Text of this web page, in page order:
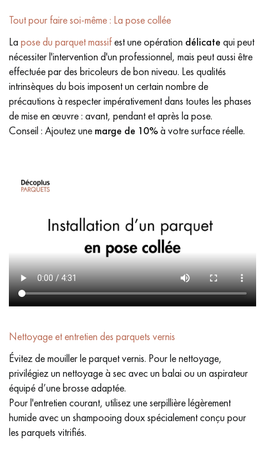
Tout pour faire soi-même : La pose collée
La pose du parquet massifest une opération délicate qui peut
nécessiter l'intervention d'un professionnel, mais peut aussi être
effectuée par des bricoleurs de bon niveau. Les qualités
intrinsèques du bois imposent un certain nombre de
précautions à respecter impérativement dans toutes les phases
de mise en œuvre : avant, pendant et après la pose.
Conseil : Ajoutez une marge de 10%à votre surface réelle.
Nettoyage et entretien des parquets vernis
Évitez de mouiller le parquet vernis. Pour le nettoyage,
privilégiez un nettoyage à sec avec un balai ou un aspirateur
équipé d’une brosse adaptée.
Pour l'entretien courant, utilisez une serpillière légèrement
humide avec un shampooing doux spécialement conçu pour
les parquets vitrifiés.